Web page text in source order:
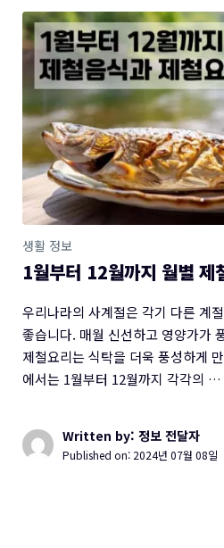
생활 정보
1월부터 12월까지 월별 제
우리나라의 사계절은 각기 다른 계
좋습니다. 매월 신선하고 영양가가
제철요리는 식탁을 더욱 풍성하게
에서는 1월부터 12월까지 각각의 …
Written by: 정보 전달자
Published on: 2024년 07월 08일